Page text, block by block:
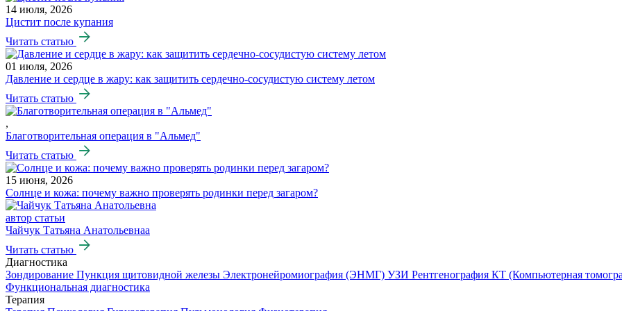
14 июля, 2026
Цистит после купания
Читать статью
01 июля, 2026
Давление и сердце в жару: как защитить сердечно-сосудистую систему летом
Читать статью
,
Благотворительная операция в "Альмед"
Читать статью
15 июня, 2026
Солнце и кожа: почему важно проверять родинки перед загаром?
автор статьи
Чайчук Татьяна Анатольевнаа
Читать статью
Диагностика
Зондирование Пункция щитовидной железы Электронейромиография (ЭНМГ) УЗИ Рентгенография КТ (Компьютерная
Функциональная диагностика
Терапия